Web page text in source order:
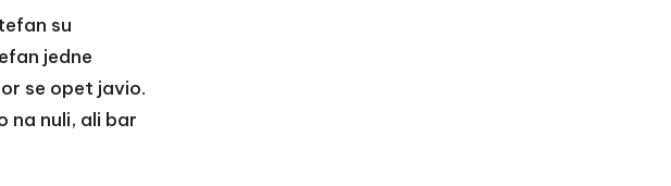
su
jedne
se opet javio.
na nuli, ali bar